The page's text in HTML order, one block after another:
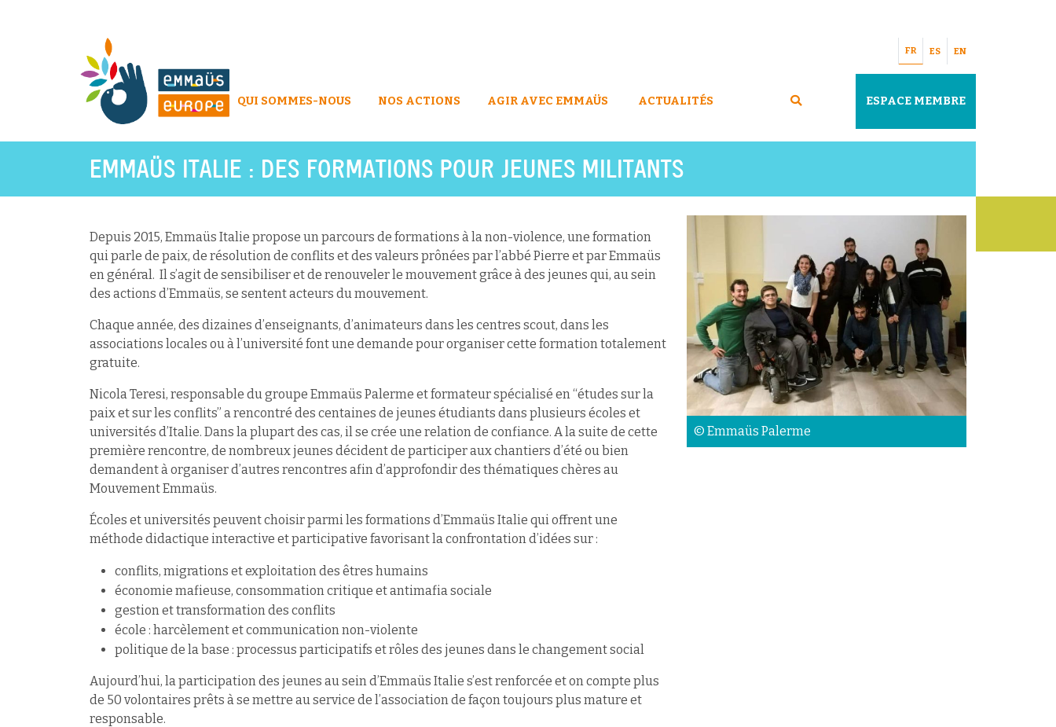
FR ES EN
QUI SOMMES-NOUS NOS ACTIONS AGIR AVEC EMMAÜS ACTUALITÉS ESPACE MEMBRE
EMMAÜS ITALIE : DES FORMATIONS POUR JEUNES MILITANTS
Depuis 2015, Emmaüs Italie propose un parcours de formations à la non-violence, une formation
qui parle de paix, de résolution de conflits et des valeurs prônées par l’abbé Pierre et par Emmaüs
en général. Il s’agit de sensibiliser et de renouveler le mouvement grâce à des jeunes qui, au sein
des actions d’Emmaüs, se sentent acteurs du mouvement.
Chaque année, des dizaines d’enseignants, d’animateurs dans les centres scout, dans les
associations locales ou à l’université font une demande pour organiser cette formation totalement
gratuite.
Nicola Teresi, responsable du groupe Emmaüs Palerme et formateur spécialisé en “études sur la
paix et sur les conflits” a rencontré des centaines de jeunes étudiants dans plusieurs écoles et
universités d’Italie. Dans la plupart des cas, il se crée une relation de confiance. A la suite de cette
première rencontre, de nombreux jeunes décident de participer aux chantiers d’été ou bien
demandent à organiser d’autres rencontres afin d’approfondir des thématiques chères au
Mouvement Emmaüs.
Écoles et universités peuvent choisir parmi les formations d’Emmaüs Italie qui offrent une
méthode didactique interactive et participative favorisant la confrontation d’idées sur :
conflits, migrations et exploitation des êtres humains
économie mafieuse, consommation critique et antimafia sociale
gestion et transformation des conflits
école : harcèlement et communication non-violente
politique de la base : processus participatifs et rôles des jeunes dans le changement social
Aujourd’hui, la participation des jeunes au sein d’Emmaüs Italie s’est renforcée et on compte plus
de 50 volontaires prêts à se mettre au service de l’association de façon toujours plus mature et
responsable.
© Emmaüs Palerme